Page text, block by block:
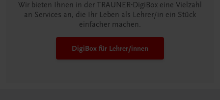
Wir bieten Ihnen in der TRAUNER-DigiBox eine Vielzahl
an Services an, die Ihr Leben als Lehrer/in ein Stück
einfacher machen.
DigiBox für Lehrer/innen